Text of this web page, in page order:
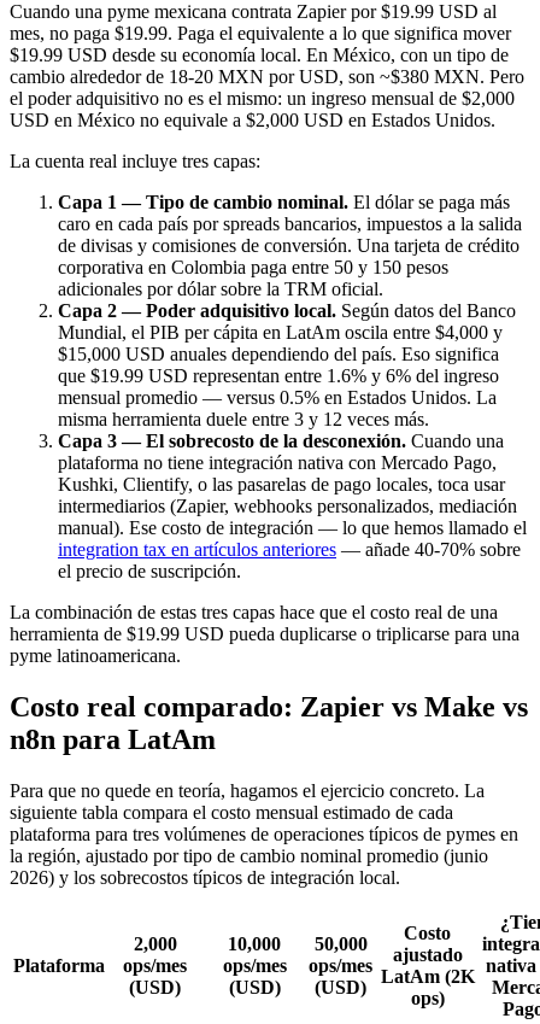
Cuando una pyme mexicana contrata Zapier por $19.99 USD al
mes, no paga $19.99. Paga el equivalente a lo que significa mover
$19.99 USD desde su economía local. En México, con un tipo de
cambio alrededor de 18-20 MXN por USD, son ~$380 MXN. Pero
el poder adquisitivo no es el mismo: un ingreso mensual de $2,000
USD en México no equivale a $2,000 USD en Estados Unidos.
La cuenta real incluye tres capas:
Capa 1 — Tipo de cambio nominal. El dólar se paga más
caro en cada país por spreads bancarios, impuestos a la salida
de divisas y comisiones de conversión. Una tarjeta de crédito
corporativa en Colombia paga entre 50 y 150 pesos
adicionales por dólar sobre la TRM oficial.
Capa 2 — Poder adquisitivo local. Según datos del Banco
Mundial, el PIB per cápita en LatAm oscila entre $4,000 y
$15,000 USD anuales dependiendo del país. Eso significa
que $19.99 USD representan entre 1.6% y 6% del ingreso
mensual promedio — versus 0.5% en Estados Unidos. La
misma herramienta duele entre 3 y 12 veces más.
Capa 3 — El sobrecosto de la desconexión. Cuando una
plataforma no tiene integración nativa con Mercado Pago,
Kushki, Clientify, o las pasarelas de pago locales, toca usar
intermediarios (Zapier, webhooks personalizados, mediación
manual). Ese costo de integración — lo que hemos llamado el
integration tax en artículos anteriores — añade 40-70% sobre
el precio de suscripción.
La combinación de estas tres capas hace que el costo real de una
herramienta de $19.99 USD pueda duplicarse o triplicarse para una
pyme latinoamericana.
Costo real comparado: Zapier vs Make vs
n8n para LatAm
Para que no quede en teoría, hagamos el ejercicio concreto. La
siguiente tabla compara el costo mensual estimado de cada
plataforma para tres volúmenes de operaciones típicos de pymes en
la región, ajustado por tipo de cambio nominal promedio (junio
2026) y los sobrecostos típicos de integración local.
Plataforma
2,000
ops/mes
(USD)
10,000
ops/mes
(USD)
50,000
ops/mes
(USD)
Costo
ajustado
LatAm (2K
ops)
nativa